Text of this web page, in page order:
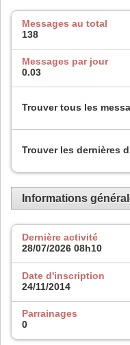
Messages au total
138
Messages par jour
0.03
Trouver tous les
Trouver les dernières
Informations
Dernière activité
28/07/2026 08h10
Date d'inscription
24/11/2014
Parrainages
0